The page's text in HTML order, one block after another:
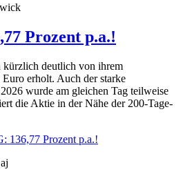
Prozent p.a.!
deutlich von ihrem
erholt. Auch der starke
wurde am gleichen Tag teilweise
die Aktie in der Nähe der 200-Tage-
136,77 Prozent p.a.!